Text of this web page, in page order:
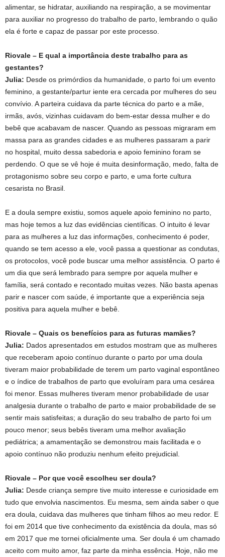
alimentar, se hidratar, auxiliando na respiração, a se movimentar
para auxiliar no progresso do trabalho de parto, lembrando o quão
ela é forte e capaz de passar por este processo.
Riovale – E qual a importância deste trabalho para as
gestantes?
Julia: Desde os primórdios da humanidade, o parto foi um evento
feminino, a gestante/partur iente era cercada por mulheres do seu
convívio. A parteira cuidava da parte técnica do parto e a mãe,
irmãs, avós, vizinhas cuidavam do bem-estar dessa mulher e do
bebê que acabavam de nascer. Quando as pessoas migraram em
massa para as grandes cidades e as mulheres passaram a parir
no hospital, muito dessa sabedoria e apoio feminino foram se
perdendo. O que se vê hoje é muita desinformação, medo, falta de
protagonismo sobre seu corpo e parto, e uma forte cultura
cesarista no Brasil.
E a doula sempre existiu, somos aquele apoio feminino no parto,
mas hoje temos a luz das evidências científicas. O intuito é levar
para as mulheres a luz das informações, conhecimento é poder,
quando se tem acesso a ele, você passa a questionar as condutas,
os protocolos, você pode buscar uma melhor assistência. O parto é
um dia que será lembrado para sempre por aquela mulher e
família, será contado e recontado muitas vezes. Não basta apenas
parir e nascer com saúde, é importante que a experiência seja
positiva para aquela mulher e bebê.
Riovale – Quais os benefícios para as futuras mamães?
Julia: Dados apresentados em estudos mostram que as mulheres
que receberam apoio contínuo durante o parto por uma doula
tiveram maior probabilidade de terem um parto vaginal espontâneo
e o índice de trabalhos de parto que evoluíram para uma cesárea
foi menor. Essas mulheres tiveram menor probabilidade de usar
analgesia durante o trabalho de parto e maior probabilidade de se
sentir mais satisfeitas; a duração do seu trabalho de parto foi um
pouco menor; seus bebês tiveram uma melhor avaliação
pediátrica; a amamentação se demonstrou mais facilitada e o
apoio contínuo não produziu nenhum efeito prejudicial.
Riovale – Por que você escolheu ser doula?
Julia: Desde criança sempre tive muito interesse e curiosidade em
tudo que envolvia nascimentos. Eu mesma, sem ainda saber o que
era doula, cuidava das mulheres que tinham filhos ao meu redor. E
foi em 2014 que tive conhecimento da existência da doula, mas só
em 2017 que me tornei oficialmente uma. Ser doula é um chamado
aceito com muito amor, faz parte da minha essência. Hoje, não me